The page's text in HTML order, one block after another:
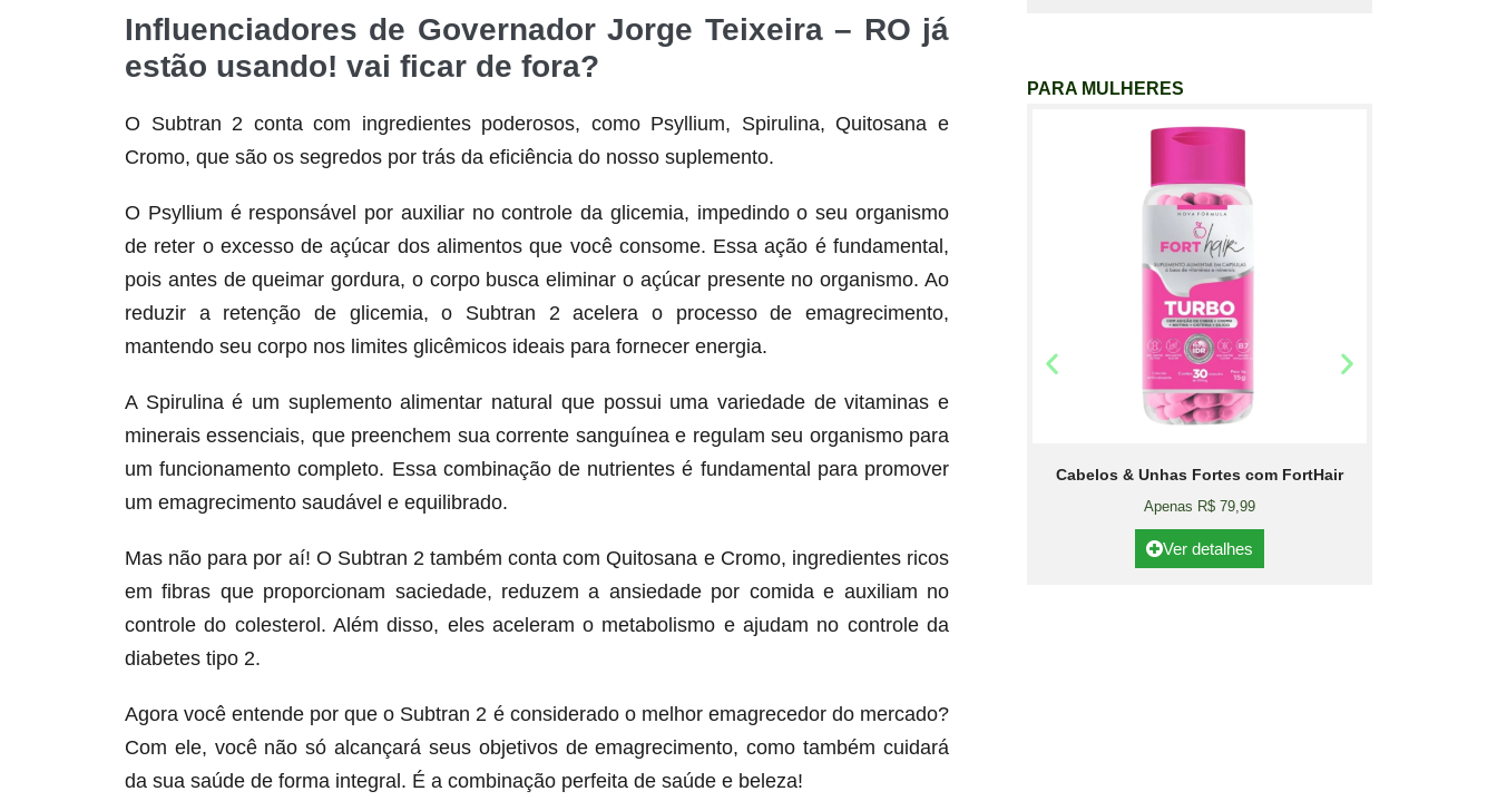
Influenciadores de Governador Jorge Teixeira – RO já
estão usando! vai ficar de fora?
O Subtran 2 conta com ingredientes poderosos, como Psyllium, Spirulina, Quitosana e
Cromo, que são os segredos por trás da eficiência do nosso suplemento.
O Psyllium é responsável por auxiliar no controle da glicemia, impedindo o seu organismo
de reter o excesso de açúcar dos alimentos que você consome. Essa ação é fundamental,
pois antes de queimar gordura, o corpo busca eliminar o açúcar presente no organismo. Ao
reduzir a retenção de glicemia, o Subtran 2 acelera o processo de emagrecimento,
mantendo seu corpo nos limites glicêmicos ideais para fornecer energia.
A Spirulina é um suplemento alimentar natural que possui uma variedade de vitaminas e
minerais essenciais, que preenchem sua corrente sanguínea e regulam seu organismo para
um funcionamento completo. Essa combinação de nutrientes é fundamental para promover
um emagrecimento saudável e equilibrado.
Mas não para por aí! O Subtran 2 também conta com Quitosana e Cromo, ingredientes ricos
em fibras que proporcionam saciedade, reduzem a ansiedade por comida e auxiliam no
controle do colesterol. Além disso, eles aceleram o metabolismo e ajudam no controle da
diabetes tipo 2.
Agora você entende por que o Subtran 2 é considerado o melhor emagrecedor do mercado?
Com ele, você não só alcançará seus objetivos de emagrecimento, como também cuidará
da sua saúde de forma integral. É a combinação perfeita de saúde e beleza!
PARA MULHERES
Melt Hair para cabelo, pele e unhas!
Ver detalhes
Cabelos & Unhas Fortes com FortHair
Apenas R$ 79,99
Ver detalhes